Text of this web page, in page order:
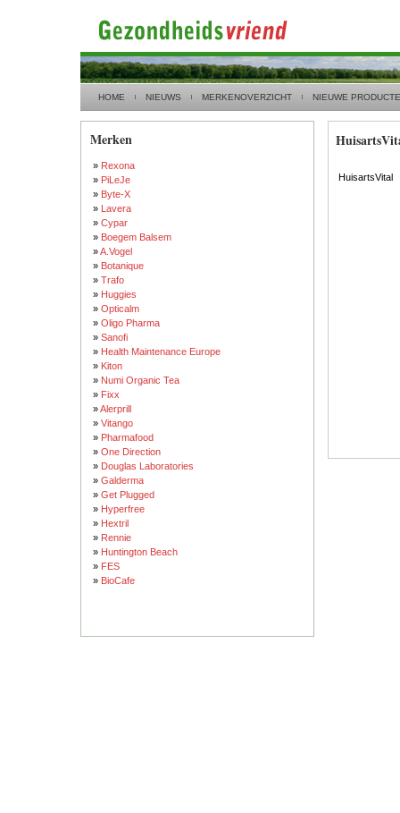
HOME NIEUWS MERKENOVERZICHT NIEUWE
Merken
» Rexona
» PiLeJe
» Byte-X
» Lavera
» Cypar
» Boegem Balsem
»A.Vogel
» Botanique
» Trafo
» Huggies
» Opticalm
» Oligo Pharma
» Sanofi
» Health Maintenance Europe
» Kiton
» Numi Organic Tea
» Fixx
»Alerprill
» Vitango
» Pharmafood
» One Direction
» Douglas Laboratories
» Galderma
» Get Plugged
» Hyperfree
» Hextril
» Rennie
» Huntington Beach
» FES
» BioCafe
HuisartsVital